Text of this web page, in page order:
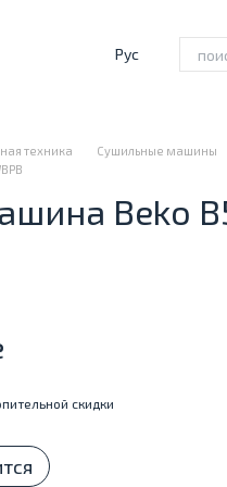
Рус
техника
Сушильные машины
Beko
скидки